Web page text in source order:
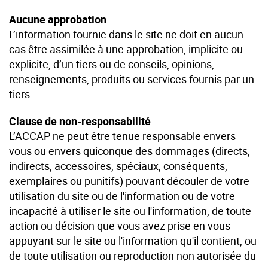
Aucune approbation
L’information fournie dans le site ne doit en aucun
cas être assimilée à une approbation, implicite ou
explicite, d’un tiers ou de conseils, opinions,
renseignements, produits ou services fournis par un
tiers.
Clause de non-responsabilité
L’ACCAP ne peut être tenue responsable envers
vous ou envers quiconque des dommages (directs,
indirects, accessoires, spéciaux, conséquents,
exemplaires ou punitifs) pouvant découler de votre
utilisation du site ou de l'information ou de votre
incapacité à utiliser le site ou l'information, de toute
action ou décision que vous avez prise en vous
appuyant sur le site ou l'information qu'il contient, ou
de toute utilisation ou reproduction non autorisée du